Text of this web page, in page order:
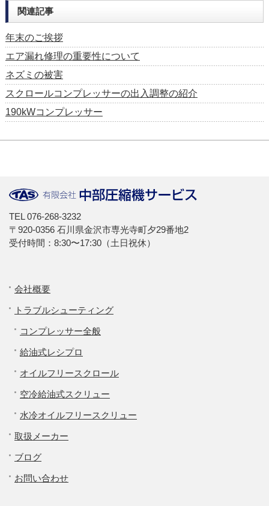
関連記事
年末のご挨拶
エア漏れ修理の重要性について
ネズミの被害
スクロールコンプレッサーの出入調整の紹介
190kWコンプレッサー
TEL 076-268-3232
〒920-0356 石川県金沢市専光寺町夕29番地2
受付時間：8:30〜17:30（土日祝休）
会社概要
トラブルシューティング
コンプレッサー全般
給油式レシプロ
オイルフリースクロール
空冷給油式スクリュー
水冷オイルフリースクリュー
取扱メーカー
ブログ
お問い合わせ